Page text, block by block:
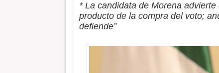
* La candidata de Morena
producto de la compra del voto;
defiende”